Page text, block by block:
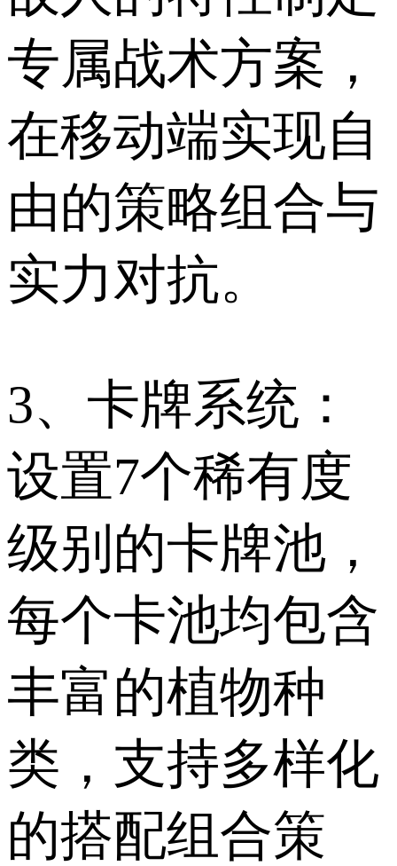
专属战术方案，
在移动端实现自
由的策略组合与
实力对抗。
3、卡牌系统：
设置7个稀有度
级别的卡牌池，
每个卡池均包含
丰富的植物种
类，支持多样化
的搭配组合策